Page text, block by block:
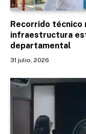
Recorrido técnico
infraestructura
departamental
31 julio, 2026